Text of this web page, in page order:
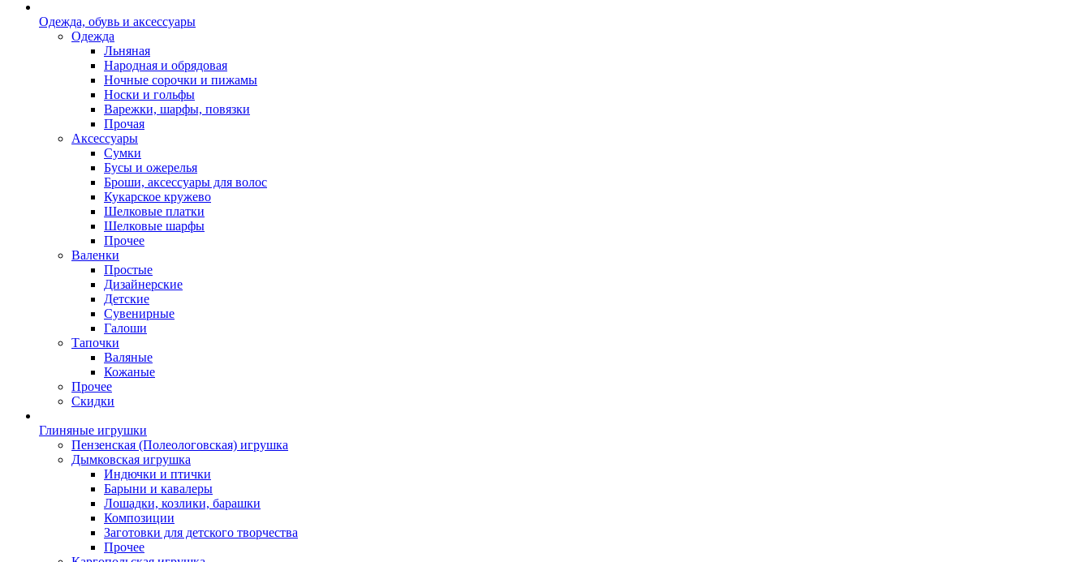
Одежда, обувь и аксессуары
Одежда
Льняная
Народная и обрядовая
Ночные сорочки и пижамы
Носки и гольфы
Варежки, шарфы, повязки
Прочая
Аксессуары
Сумки
Бусы и ожерелья
Броши, аксессуары для волос
Кукарское кружево
Шелковые платки
Шелковые шарфы
Прочее
Валенки
Простые
Дизайнерские
Детские
Сувенирные
Галоши
Тапочки
Валяные
Кожаные
Прочее
Скидки
Глиняные игрушки
Пензенская (Полеологовская) игрушка
Дымковская игрушка
Индючки и птички
Барыни и кавалеры
Лошадки, козлики, барашки
Композиции
Заготовки для детского творчества
Прочее